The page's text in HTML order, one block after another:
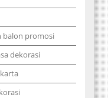
balon promosi
dekorasi